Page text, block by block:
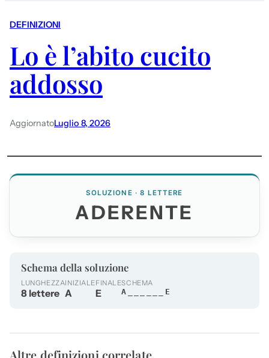
DEFINIZIONI
Lo è l’abito cucito
addosso
AggiornatoLuglio 8, 2026
SOLUZIONE · 8 LETTERE
ADERENTE
Schema della soluzione
LUNGHEZZA
8 lettere
INIZIALE
A
FINALE
E
SCHEMA
A______E
Altre definizioni correlate